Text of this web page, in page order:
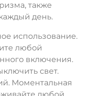
также
день.
использование.
любой
включения.
свет.
Моментальная